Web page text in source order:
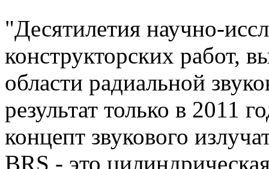
"Десятилетия научно-
конструкторских работ,
области радиальной
результат только в 2011
концепт звукового
BRS - это